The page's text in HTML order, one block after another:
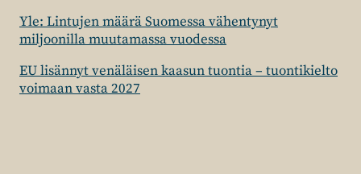
Yle: Lintujen määrä Suomessa vähentynyt
miljoonilla muutamassa vuodessa
EU lisännyt venäläisen kaasun tuontia – tuontikielto
voimaan vasta 2027